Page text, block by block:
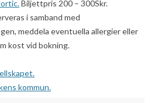
Biljettpris 200 – 300Skr.
i samband med
meddela eventuella allergier eller
kost vid bokning.
kommun.